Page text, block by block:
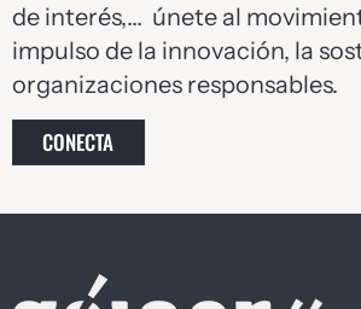
de interés,… únete al
impulso de la innovación, la
organizaciones responsables.
CONECTA